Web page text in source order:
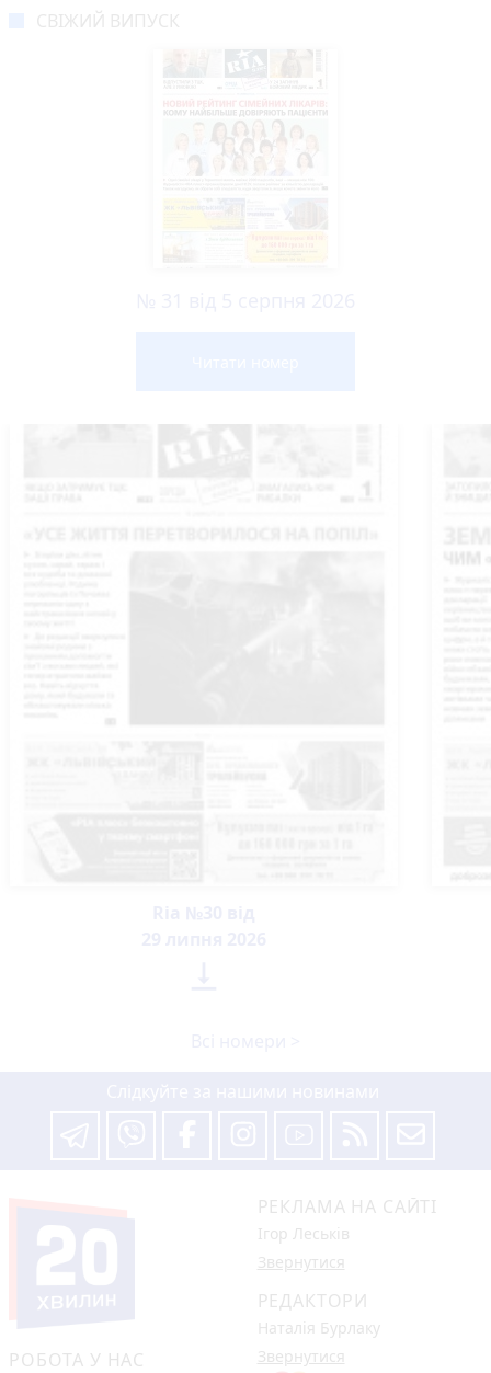
РОБОТА У НАС
РЕКЛАМА НА САЙТІ
Ігор Леськів
Звернутися
РЕДАКТОРИ
Наталія Бурлаку
Звернутися